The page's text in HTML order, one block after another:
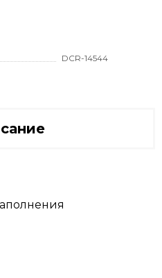
DCR-14544